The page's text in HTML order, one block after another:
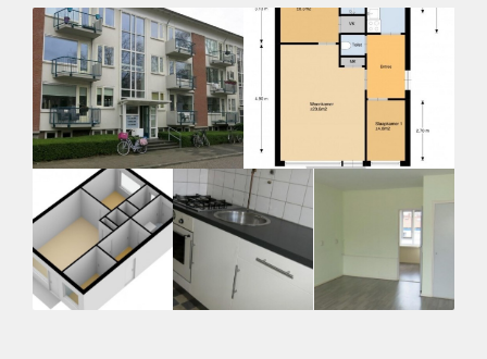
Huurtoeslag
Mogelijk
Inkomen eis
N.V.T.
Huurtermijn
Onbepaalde termijn
Oplevering
Kaal